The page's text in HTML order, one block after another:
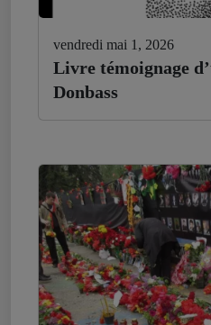
vendredi mai 1, 2026
Livre témoignage
Donbass